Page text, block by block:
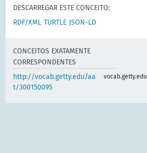
DESCARREGAR ESTE CONCEITO:
RDF/XML TURTLE JSON-LD
CONCEITOS EXATAMENTE
CORRESPONDENTES
http://vocab.getty.edu/aa
t/300150095
vocab.getty.edu